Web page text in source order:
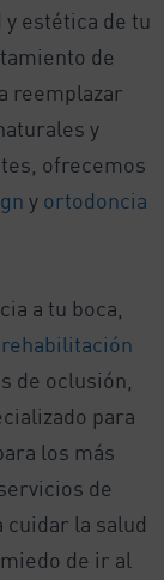
estética de tu
de
reemplazar
y
ofrecemos
y ortodoncia
a tu boca,
rehabilitación
de oclusión,
para
los más
de
cuidar la salud
de ir al